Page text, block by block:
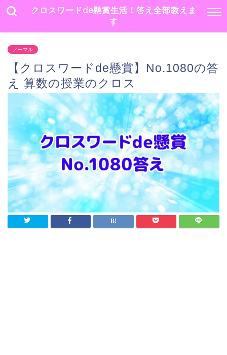
クロスワードde懸賞生活！答え全部教えま
す
ノーマル
【クロスワードde懸賞】No.1080の答
え 算数の授業のクロス